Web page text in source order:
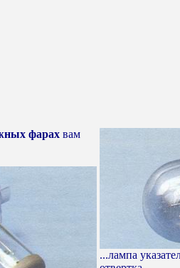
фарах вам
...лампа